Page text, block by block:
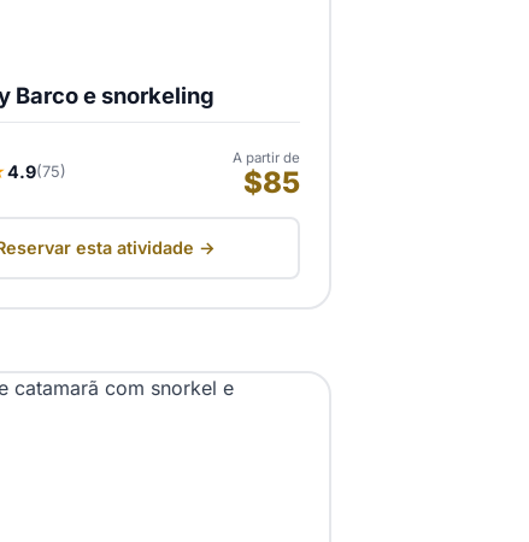
Barco e snorkeling
4.9(75)
A partir de
$85
esta atividade →